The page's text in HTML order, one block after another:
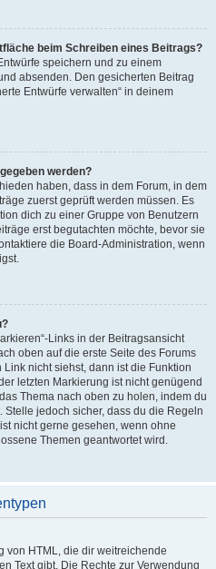
beim Schreiben eines Beitrags?
speichern und zu einem
absenden. Den gesicherten Beitrag
Entwürfe verwalten“ in deinem
werden?
haben, dass in dem Forum, in dem
zuerst geprüft werden müssen. Es
dich zu einer Gruppe von Benutzern
erst begutachten möchte, bevor sie
die Board-Administration, wenn
Links in der Beitragsansicht
oben auf die erste Seite des Forums
nicht siehst, dann ist die Funktion
letzten Markierung ist nicht genügend
Thema nach oben zu holen, indem du
jedoch sicher, dass du die Regeln
nicht gerne gesehen, wenn ohne
Themen geantwortet wird.
von HTML, die dir weitreichende
Text gibt. Die Rechte zur Verwendung